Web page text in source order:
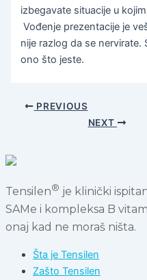
izbegavate situacije u
Vođenje prezentacije je
nije razlog da se
ono što jeste.
PREVIOUS
NEXT
Tensilen® je klinički
SAMe i kompleksa B
onaj kad ne moraš ništa.
Šta je Tensilen
Zašto Tensilen